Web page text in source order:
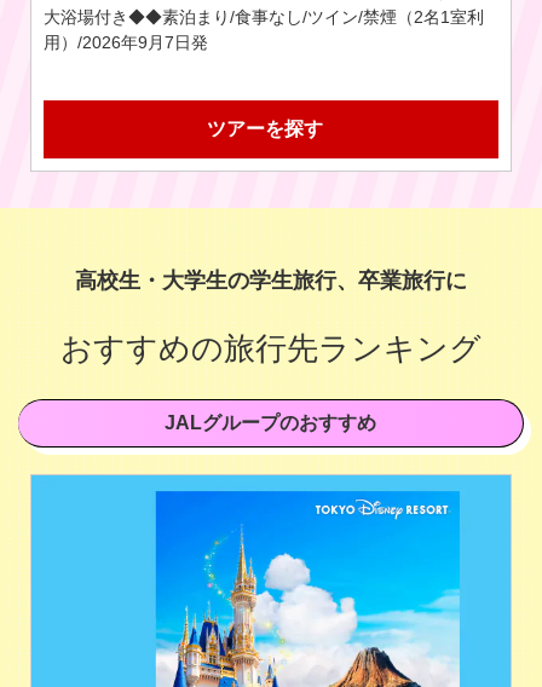
ツアーを探す
高校生・大学生の学生旅行、卒業旅行に
おすすめの旅行先ランキング
JALグループのおすすめ